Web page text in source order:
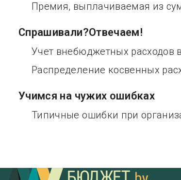
Премия, выплачиваемая из
Спрашивали?Отвечаем!
Учет внебюджетных расходов
Распределение косвенных
Учимся на чужих ошибках
Типичные ошибки при